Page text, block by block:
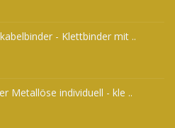
- Klettbinder mit ..
Metallöse individuell - kle ..